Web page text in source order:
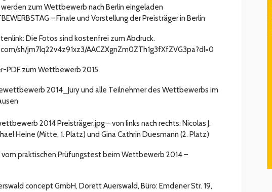
zum Wettbewerb nach Berlin eingeladen
– Finale und Vorstellung der Preisträger in Berlin
Die Fotos sind kostenfrei zum Abdruck.
sh/jm7lq22v4z91xz3/AACZXgnZm0ZTh1g3fXfZVG3pa?dl=0
PDF zum Wettbewerb 2015
2014_Jury und alle Teilnehmer des Wettbewerbs im
2014 Preisträger.jpg – von links nach rechts: Nicolas J.
Heine (Mitte, 1. Platz) und Gina Cathrin Duesmann (2. Platz)
vom praktischen Prüfungstest beim Wettbewerb 2014 –
concept GmbH, Dorett Auerswald, Büro: Emdener Str. 19,